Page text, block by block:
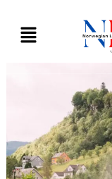
content
Menu